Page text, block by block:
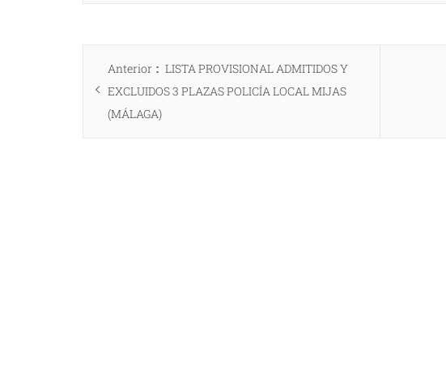
Navegación
de
entradas
Anterior
Entrada
anterior:
LISTA PROVISIONAL ADMITIDOS Y
EXCLUIDOS 3 PLAZAS POLICÍA LOCAL MIJAS
(MÁLAGA)